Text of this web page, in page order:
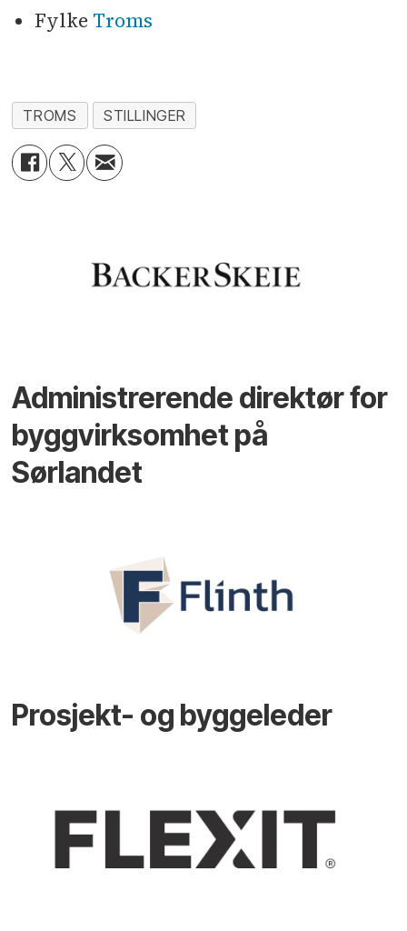
Fylke Troms
TROMS STILLINGER
Administrerende direktør for
byggvirksomhet på
Sørlandet
Prosjekt- og byggeleder